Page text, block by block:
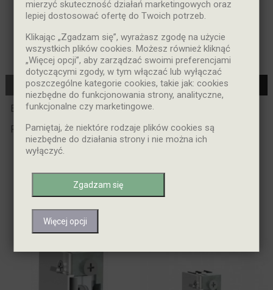
mierzyć skuteczność działań marketingowych oraz
lepiej dostosować ofertę do Twoich potrzeb.
Klikając „Zgadzam się”, wyrażasz zgodę na użycie
wszystkich plików cookies. Możesz również kliknąć
„Więcej opcji”, aby zarządzać swoimi preferencjami
dotyczącymi zgody, w tym włączać lub wyłączać
poszczególne kategorie cookies, takie jak: cookies
niezbędne do funkcjonowania strony, analityczne,
funkcjonalne czy marketingowe.
Pamiętaj, że niektóre rodzaje plików cookies są
niezbędne do działania strony i nie można ich
wyłączyć.
Zgadzam się
Więcej opcji
 Dodaj Do Koszyka
Elektrozaczep
REWERSYJNY,
Z Regulacją,
12V DC
Cena
232,99 zł
 Dodaj Do Koszyka
Elektrozaczep
TOP DOUBLE,
REWERSYJNY,
12VDC